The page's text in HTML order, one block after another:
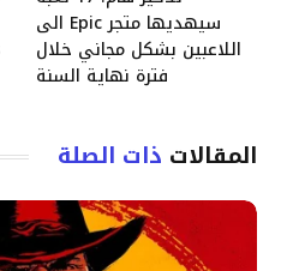
سيهديها متجر Epic الى
اللاعبين بشكل مجاني خلال
فترة نهاية السنة
المقالات ذات الصلة